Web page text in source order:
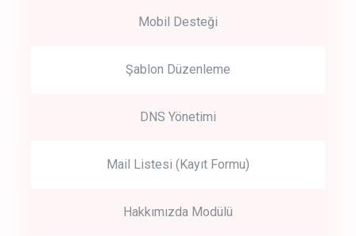
Mobil Desteği
Şablon Düzenleme
DNS Yönetimi
Mail Listesi (Kayıt Formu)
Hakkımızda Modülü